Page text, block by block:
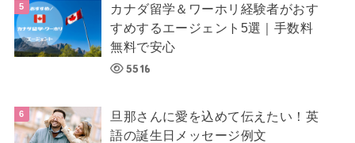
カナダ留学＆ワーホリ経験者がおす
すめするエージェント5選｜手数料
無料で安心
5516
旦那さんに愛を込めて伝えたい！英
語の誕生日メッセージ例文